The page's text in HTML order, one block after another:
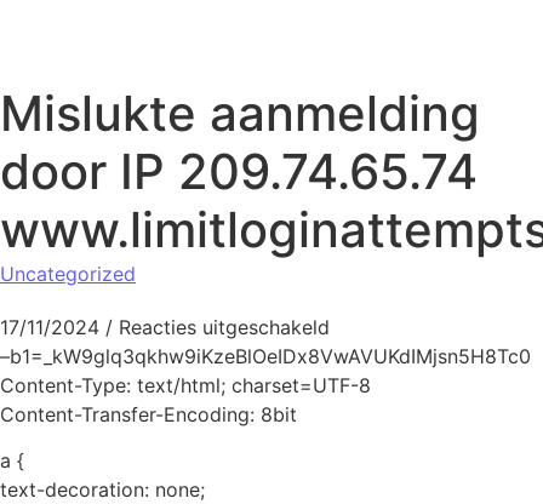
Mislukte aanmelding
door IP 209.74.65.74
Uncategorized
17/11/2024 / Reacties uitgeschakeld
–b1=_kW9glq3qkhw9iKzeBlOeIDx8VwAVUKdIMjsn5H8Tc0
Content-Type: text/html; charset=UTF-8
Content-Transfer-Encoding: 8bit
a {
text-decoration: none;